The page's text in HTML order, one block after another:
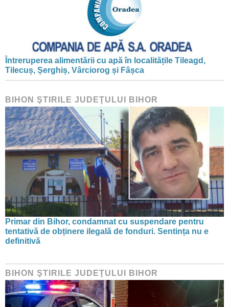
Întreruperea alimentării cu apă în localitățile Tileagd,
Tilecuș, Șerghiș, Vârciorog și Fâșca
BIHON ŞTIRILE JUDEŢULUI BIHOR
Primar din Bihor, condamnat cu suspendare pentru
tentativă de obținere ilegală de fonduri. Sentința nu e
definitivă
BIHON ŞTIRILE JUDEŢULUI BIHOR